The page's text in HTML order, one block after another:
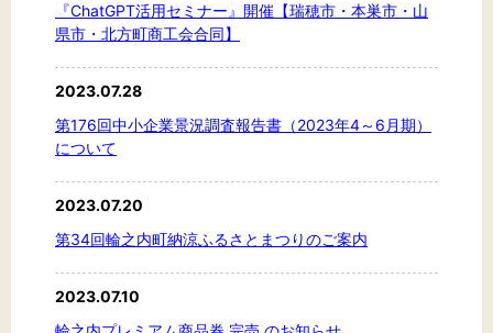
『ChatGPT活用セミナー』開催【瑞穂市・本巣市・山
県市・北方町商工会合同】
2023.07.28
第176回中小企業景況調査報告書（2023年4～6月期）
について
2023.07.20
第34回輪之内町納涼ふるさとまつりのご案内
2023.07.10